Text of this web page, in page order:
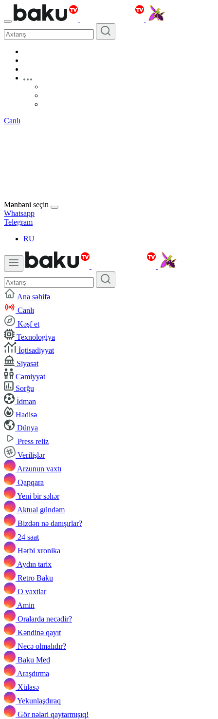
Canlı
Mənbəni seçin
Whatsapp
Telegram
RU
Ana səhifə
Canlı
Kəşf et
Texnologiya
İqtisadiyyat
Siyasət
Cəmiyyət
Sorğu
İdman
Hadisə
Dünya
Press reliz
Verilişlər
Arzunun vaxtı
Qapqara
Yeni bir səhər
Aktual gündəm
Bizdən nə danışırlar?
24 saat
Hərbi xronika
Aydın tarix
Retro Baku
O vaxtlar
Amin
Oralarda necədir?
Kəndinə qayıt
Necə olmalıdır?
Baku Med
Araşdırma
Xülasə
Yekunlaşdıraq
Gör nələri qaytarmışıq!